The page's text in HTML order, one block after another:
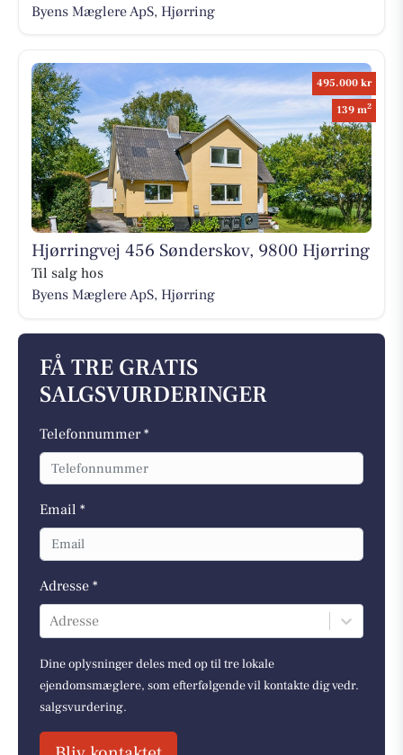
Byens Mæglere ApS, Hjørring
495.000 kr
139 m2
Hjørringvej 456 Sønderskov, 9800 Hjørring
Til salg hos
Byens Mæglere ApS, Hjørring
FÅ TRE GRATIS
SALGSVURDERINGER
Telefonnummer *
Email *
Adresse *
Adresse
Dine oplysninger deles med op til tre lokale
ejendomsmæglere, som efterfølgende vil kontakte dig vedr.
salgsvurdering.